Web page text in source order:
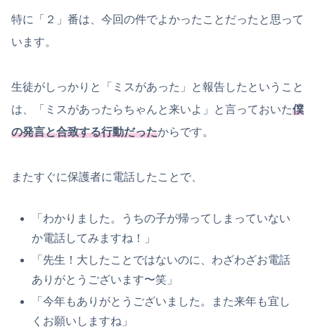
特に「２」番は、今回の件でよかったことだったと思って
います。
生徒がしっかりと「ミスがあった」と報告したということ
は、「ミスがあったらちゃんと来いよ」と言っておいた僕
の発言と合致する行動だったからです。
またすぐに保護者に電話したことで、
「わかりました。うちの子が帰ってしまっていない
か電話してみますね！」
「先生！大したことではないのに、わざわざお電話
ありがとうございます〜笑」
「今年もありがとうございました。また来年も宜し
くお願いしますね」